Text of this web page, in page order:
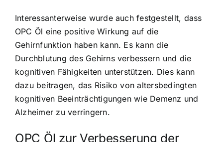
Interessanterweise wurde auch festgestellt, dass
OPC Öl eine positive Wirkung auf die
Gehirnfunktion haben kann. Es kann die
Durchblutung des Gehirns verbessern und die
kognitiven Fähigkeiten unterstützen. Dies kann
dazu beitragen, das Risiko von altersbedingten
kognitiven Beeinträchtigungen wie Demenz und
Alzheimer zu verringern.
OPC Öl zur Verbesserung der